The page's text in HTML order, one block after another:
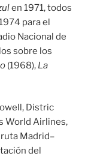
en 1971, todos
para el
Nacional de
sobre los
(1968), La
Distric
World Airlines,
Madrid–
del